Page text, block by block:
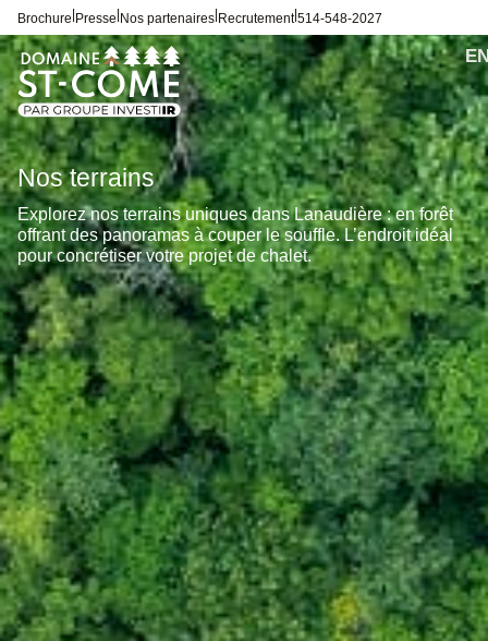
Brochure Presse Nos partenaires Recrutement|514-548-2027
Nos terrains
Explorez nos terrains uniques dans Lanaudière : en forêt
offrant des panoramas à couper le souffle. L’endroit idéal
pour concrétiser votre projet de chalet.